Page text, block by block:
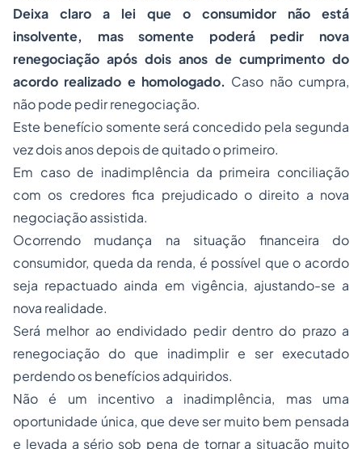
Deixa claro a lei que o consumidor não está
insolvente,
mas somente poderá pedir nova
renegociação após dois anos de cumprimento do
acordo realizado e homologado. Caso não cumpra,
não pode pedir renegociação.
Este benefício somente será concedido pela segunda
vez dois anos depois de quitado o primeiro.
Em caso de inadimplência da primeira conciliação
com os credores fica prejudicado o direito a nova
negociação assistida.
Ocorrendo mudança na situação financeira do
consumidor, queda da renda, é possível que o acordo
seja repactuado ainda em vigência, ajustando-se a
nova realidade.
Será melhor ao endividado pedir dentro do prazo a
renegociação do que inadimplir e ser executado
perdendo os benefícios adquiridos.
Não é um incentivo a inadimplência, mas uma
oportunidade única, que deve ser muito bem pensada
e levada a sério sob pena de tornar a situação muito